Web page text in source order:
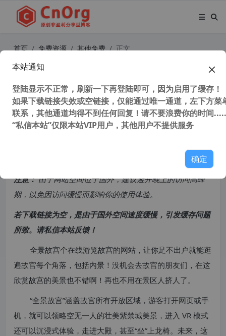
首页 免费资源 其他免费 正文
全景故宫 在线游览故宫 让你不花一
花钱游故宫
48,853 次浏览次阅读
注意：由于网站空间位于国外，建议避开晚上的访问高峰
期，以免因访问缓慢而影响你的使用体验。
若下载链接为空，是由于国外空间速度缓慢，引发缓存问题
所致。请私信本站反馈！
全景故宫个在线游览故宫的网站，让你足不出户就能逛
遍故宫每个角落，包括内景！没机会去故宫的朋友们，在这
欣赏故宫的美景也不错啊！再也不用在景区人挤人了。
“全景故宫”涵盖故宫所有开放区域，游客打开网页或手
机，就可以领略空无一人的壮美紫禁城美景，进入 VR 模式
还可以沉浸式体验，走进大殿，甚至“坐”上龙椅。未来，这
本站通知
登陆显示不正常，刷新一下再登陆即可，因为启用了缓存！
如果下载链接失效或空链接，仅能通过唯一通道，左下方菜
联系，其他通道均得不到任何回复！请不要浪费你的时间
“私信本站”仅限本站VIP用户，其他用户不提供服务
确定